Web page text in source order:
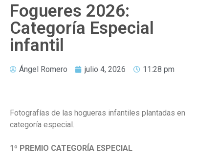
Fogueres 2026:
Categoría Especial
infantil
Ángel Romero julio 4, 2026 11:28 pm
Fotografías de las hogueras infantiles plantadas en
categoría especial.
1º PREMIO CATEGORÍA ESPECIAL